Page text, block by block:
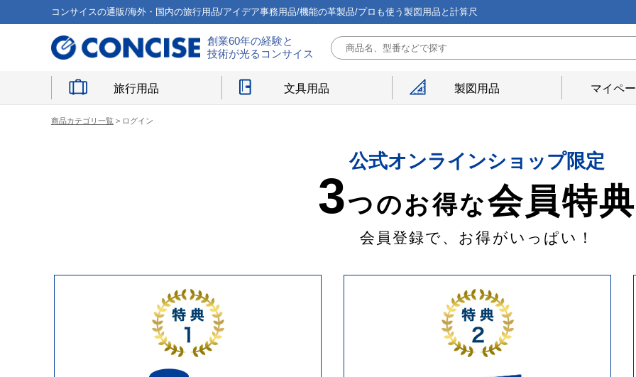
コンサイスの通販/海外・国内の旅行用品/アイデア事務用品/機能の革製品/プロも使う製図用品と計算尺
創業60年の経験と
技術が光るコンサイス
旅行用品 文具用品 製図用品 マイペ
商品カテゴリ一覧 > ログイン
公式オンラインショップ限定
3つのお得な会員特典
会員登録で、お得がいっぱい！